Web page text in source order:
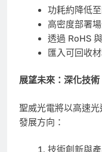
功耗約降低
高密度部署
透過 RoHS
匯入可回收
展望未來：深化技
聖威光電將以高速
發展方向：
技術創新與